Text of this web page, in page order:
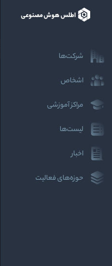
اطلس هوش مصنوعی
شرکت‌ها
اشخاص
مراکز آموزشی
لیست‌ها
اخبار
حوزه‌های فعالیت